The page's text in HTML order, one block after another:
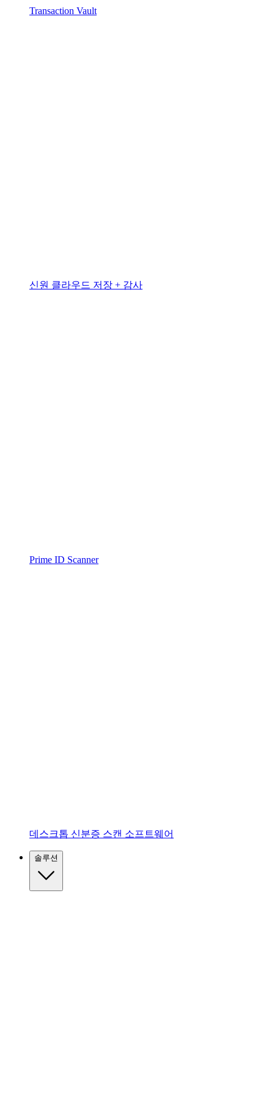
Transaction Vault
신원 클라우드 저장 + 감사
Prime ID Scanner
데스크톱 신분증 스캔 소프트웨어
솔루션